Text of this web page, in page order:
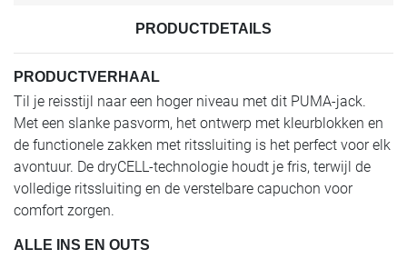
PRODUCTDETAILS
PRODUCTVERHAAL
Til je reisstijl naar een hoger niveau met dit PUMA-jack.
Met een slanke pasvorm, het ontwerp met kleurblokken en
de functionele zakken met ritssluiting is het perfect voor elk
avontuur. De dryCELL-technologie houdt je fris, terwijl de
volledige ritssluiting en de verstelbare capuchon voor
comfort zorgen.
ALLE INS EN OUTS